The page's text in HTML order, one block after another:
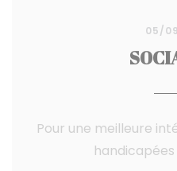
05/
Pour une meilleure